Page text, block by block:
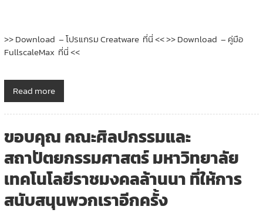
>> Download – โปรแกรม Creatware ที่นี่ << >> Download – คู่มือ
FullscaleMax ที่นี่ <<
Read more
ขอบคุณ คณะศิลปกรรมและ
สถาปัตยกรรมศาสตร์ มหาวิทยาลัย
เทคโนโลยีราชมงคลล้านนา ที่ให้การ
สนับสนุนพวกเราอีกครั้ง